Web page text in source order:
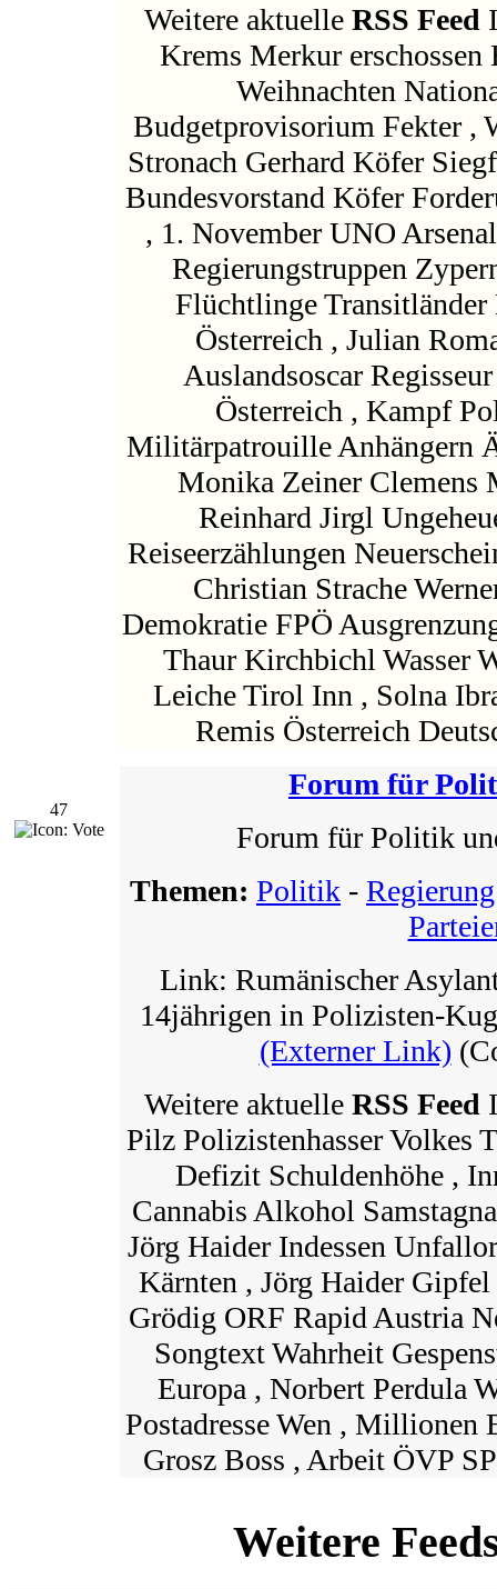
Weitere aktuelle RSS Feed
Krems Merkur erschossen
Weihnachten
Budgetprovisorium Fekter ,
Stronach Gerhard Köfer
Bundesvorstand Köfer
, 1. November UNO
Regierungstruppen
Flüchtlinge
Österreich , Julian
Auslandsoscar
Österreich , Kampf
Militärpatrouille Anhängern
Monika Zeiner Clemens
Reinhard Jirgl
Reiseerzählungen
Christian Strache
Demokratie FPÖ
Thaur Kirchbichl Wasser
Leiche Tirol Inn , Solna
Remis Österreich
47
Forum für
Forum für Politik
Themen: Politik - Regierung
Link: Rumänischer
14jährigen in Polizisten-
(Externer Link)
Weitere aktuelle RSS Feed
Pilz Polizistenhasser Volkes
Defizit Schuldenhöhe ,
Cannabis Alkohol
Jörg Haider Indessen
Kärnten , Jörg Haider
Grödig ORF Rapid Austria
Songtext Wahrheit
Europa , Norbert Perdula
Postadresse Wen ,
Grosz Boss , Arbeit ÖVP
Weitere